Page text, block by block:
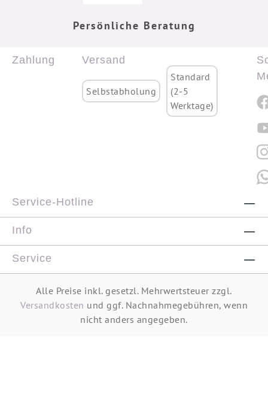
Persönliche Beratung
Zahlung Versand
Selbstabholung
Standard
(2-5
Werktage)
Service-Hotline
Info
Service
Alle Preise inkl. gesetzl. Mehrwertsteuer zzgl.
Versandkosten und ggf. Nachnahmegebühren, wenn
nicht anders angegeben.